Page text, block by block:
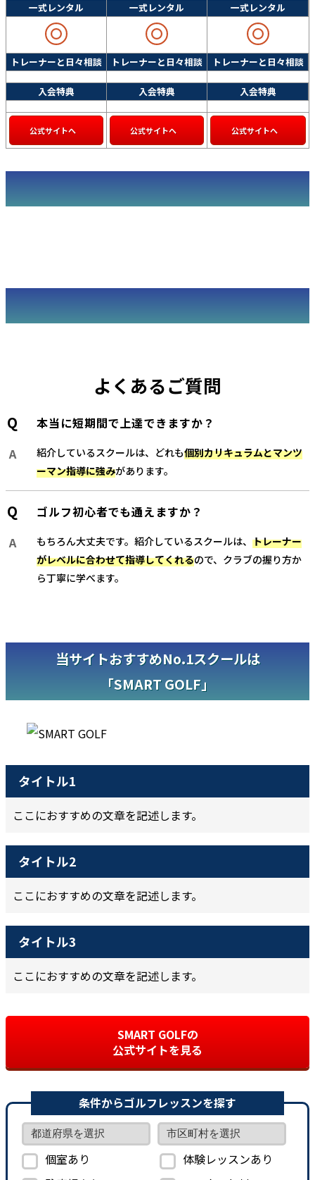
一式レンタル 一式レンタル 一式レンタル
トレーナーと日々相談 トレーナーと日々相談 トレーナーと日々相談
入会特典 入会特典 入会特典
公式サイトへ 公式サイトへ 公式サイトへ
よくあるご質問
本当に短期間で上達できますか？
紹介しているスクールは、どれも個別カリキュラムとマンツ
ーマン指導に強みがあります。
ゴルフ初心者でも通えますか？
もちろん大丈夫です。紹介しているスクールは、 トレーナー
がレベルに合わせて指導してくれるので、クラブの握り方か
ら丁寧に学べます。
当サイトおすすめNo.1スクールは
「SMART GOLF」
タイトル1
ここにおすすめの文章を記述します。
タイトル2
ここにおすすめの文章を記述します。
タイトル3
ここにおすすめの文章を記述します。
SMART GOLFの
公式サイトを見る
条件からゴルフレッスンを探す
個室あり
体験レッスンあり